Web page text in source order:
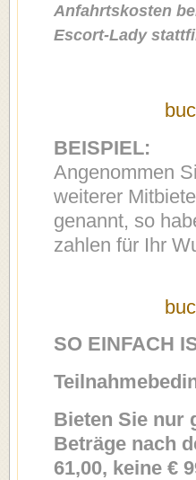
Anfahrtskosten
Escort-Lady
BEISPIEL:
Angenommen
weiterer
genannt, so
zahlen für Ihr
SO EINFACH
Bieten Sie nur
Beträge nach
61,00, keine €